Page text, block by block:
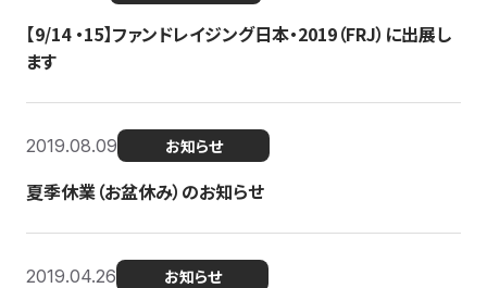
【9/14 ・15】ファンドレイジング日本・2019（FRJ）に出展し
ます
2019.08.09 お知らせ
夏季休業（お盆休み）のお知らせ
2019.04.26 お知らせ